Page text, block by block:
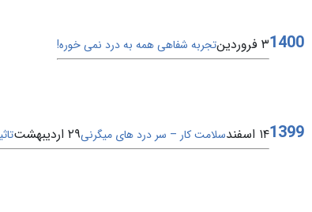
1400۳ فروردین تجربه شفاهی همه به درد نمی خوره!
1399۱۴ اسفند سلامت کار – سر درد های میگرنی۲۹ اردیبهشت